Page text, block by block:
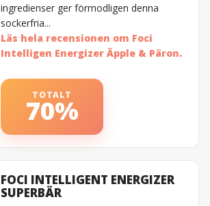
ingredienser ger förmodligen denna
sockerfria...
Läs hela recensionen om Foci
Intelligen Energizer Äpple & Päron.
TOTALT
70%
FOCI INTELLIGENT ENERGIZER
SUPERBÄR